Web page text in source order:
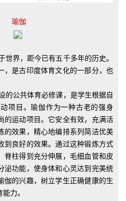
瑜伽
世界，距今已有五千多年的历史。
，是古印度体育文化的一部分，也
的公共体育必修课，是学生根据自
项目。瑜伽作为一种古老的强身
的运动项目。它安全有效，充满活
的效果，精心地编排系列简洁优美
到良好的效果。通过这种锻炼方式
脊柱得到充分伸展，毛细血管和皮
泌功能，使身体和心灵达到完美统
伽的兴趣，树立学生正确健康的生
力。